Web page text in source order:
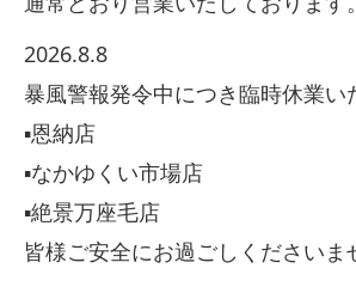
2026.8.8
暴風警報発令中につき臨時休業い
▪️恩納店
▪️なかゆくい市場店
▪️絶景万座毛店
皆様ご安全にお過ごしください